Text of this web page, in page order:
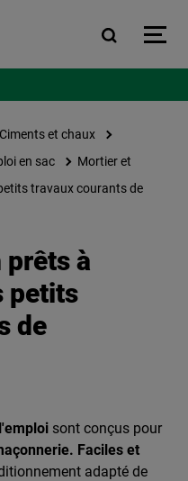
Ciments et chaux
en sac
Mortier et
travaux courants de
à
petits
de
sont conçus pour
Faciles et
adapté de